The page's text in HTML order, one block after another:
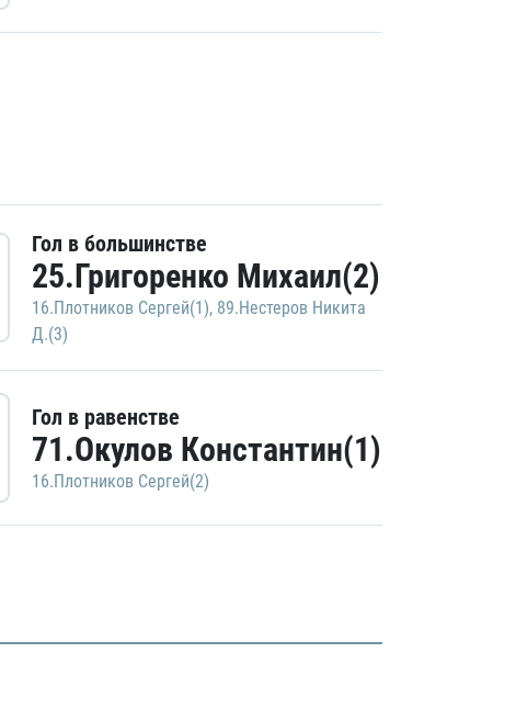
Гол в большинстве
25.Григоренко Михаил(2)
16.Плотников Сергей(1), 89.Нестеров Никита
Д.(3)
Гол в равенстве
71.Окулов Константин(1)
16.Плотников Сергей(2)